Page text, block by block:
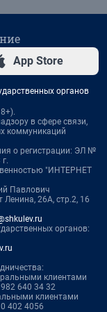
App Store
органов
в сфере связи,
коммуникаций
о регистрации: ЭЛ №
"ИНТЕРНЕТ
Павлович
Ленина, 26А, стр.2, 16
органов:
клиентами
640 34 32
клиентами
402 4056